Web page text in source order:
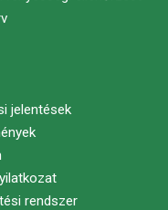
jelentések
rendszer